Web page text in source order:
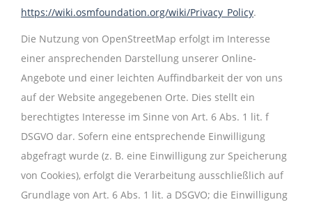
https://wiki.osmfoundation.org/wiki/Privacy_Policy.
Die Nutzung von OpenStreetMap erfolgt im Interesse
einer ansprechenden Darstellung unserer Online-
Angebote und einer leichten Auffindbarkeit der von uns
auf der Website angegebenen Orte. Dies stellt ein
berechtigtes Interesse im Sinne von Art. 6 Abs. 1 lit. f
DSGVO dar. Sofern eine entsprechende Einwilligung
abgefragt wurde (z. B. eine Einwilligung zur Speicherung
von Cookies), erfolgt die Verarbeitung ausschließlich auf
Grundlage von Art. 6 Abs. 1 lit. a DSGVO; die Einwilligung